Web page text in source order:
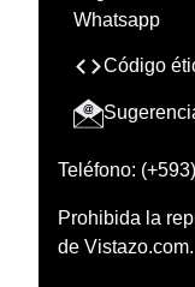
Código
Teléfono:
Prohibida la
de Vistazo.com.